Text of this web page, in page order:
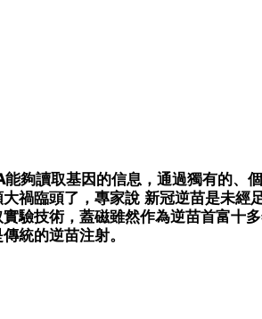
能夠讀取基因的信息，通過獨有的、
大禍臨頭了，專家說 新冠逆苗是未經
實驗技術，蓋磁雖然作為逆苗首富十
統的逆苗注射。